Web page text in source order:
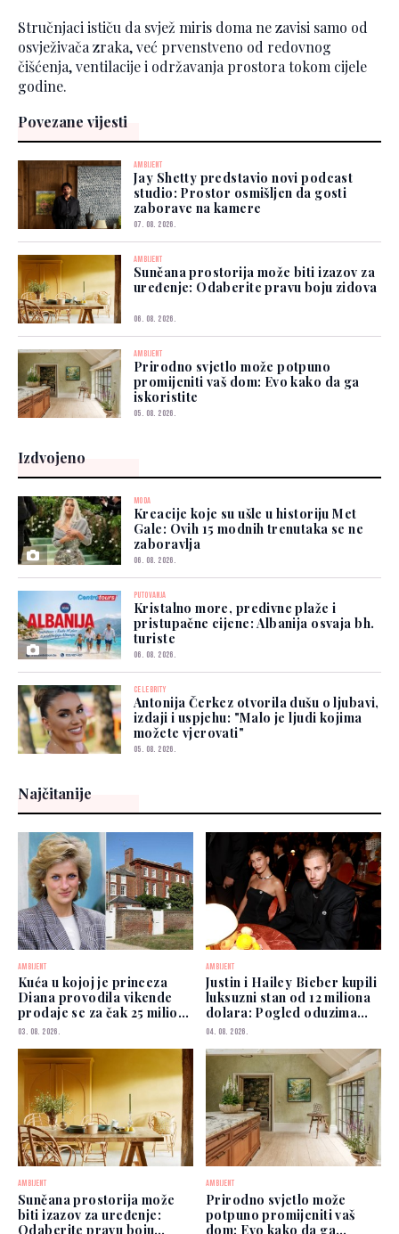
Stručnjaci ističu da svjež miris doma ne zavisi samo od
osvježivača zraka, već prvenstveno od redovnog
čišćenja, ventilacije i održavanja prostora tokom cijele
godine.
Povezane vijesti
AMBIJENT
Jay Shetty predstavio novi podcast
studio: Prostor osmišljen da gosti
zaborave na kamere
07. 08. 2026.
AMBIJENT
Sunčana prostorija može biti izazov za
uređenje: Odaberite pravu boju zidova
06. 08. 2026.
AMBIJENT
Prirodno svjetlo može potpuno
promijeniti vaš dom: Evo kako da ga
iskoristite
05. 08. 2026.
Izdvojeno
MODA
Kreacije koje su ušle u historiju Met
Gale: Ovih 15 modnih trenutaka se ne
zaboravlja
06. 08. 2026.
PUTOVANJA
Kristalno more, predivne plaže i
pristupačne cijene: Albanija osvaja bh.
turiste
06. 08. 2026.
CELEBRITY
Antonija Čerkez otvorila dušu o ljubavi,
izdaji i uspjehu: "Malo je ljudi kojima
možete vjerovati"
05. 08. 2026.
Najčitanije
AMBIJENT
Kuća u kojoj je princeza
Diana provodila vikende
prodaje se za čak 25 miliona
funti
03. 08. 2026.
AMBIJENT
Justin i Hailey Bieber kupili
luksuzni stan od 12 miliona
dolara: Pogled oduzima
dah
04. 08. 2026.
AMBIJENT
Sunčana prostorija može
biti izazov za uređenje:
Odaberite pravu boju
AMBIJENT
Prirodno svjetlo može
potpuno promijeniti vaš
dom: Evo kako da ga